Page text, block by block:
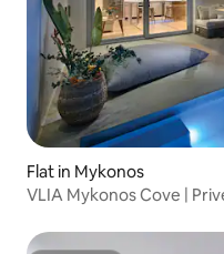
Flat in Mykonos
VLIA Mykonos Cove |